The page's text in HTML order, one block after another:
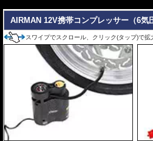
を常にモニタリングします。
全てのバイクバッテリーを網羅する互換
広範な12Vバッテリー対応: 従来の鉛
に加え、最新のバイクで主流となって
を採用したリチウムイオンバッテリー
ータイプに対応します。
LiFePO4互換性に関する明確な保証:
イオンバッテリーに関する警告は、一
プ等）を指すものであり、バイク用
換性があり、安心して充電可能です。
バッテリー寿命を最大4倍に延長: 定期
り、バッテリーの寿命を最大4倍に延ば
AIRMAN 12V携帯コンプレッサー（6気
スワイプでスクロール、クリック(タップ)で拡